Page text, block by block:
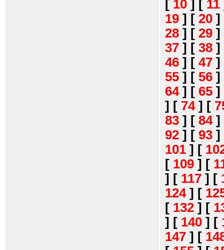
[ 10 ] [ 11
19 ] [ 20 ]
28 ] [ 29 ]
37 ] [ 38 ]
46 ] [ 47 ]
55 ] [ 56 ]
64] [ 65 ]
] [ 74] [
83 ] [ 84]
92 ] [ 93 ]
101 ] [
[ 109 ] [
] [ 117 ] [
124] [
[ 132 ] [
] [ 140 ] [
147 ] [